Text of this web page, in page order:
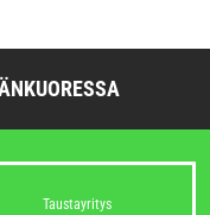
Taustayritys